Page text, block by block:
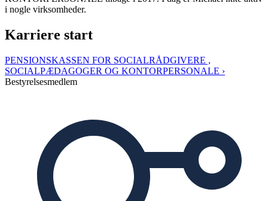
i nogle virksomheder.
Karriere start
PENSIONSKASSEN FOR SOCIALRÅDGIVERE ,
SOCIALPÆDAGOGER OG KONTORPERSONALE ›
Bestyrelsesmedlem